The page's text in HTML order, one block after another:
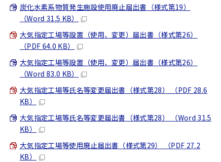
炭化水素系物質発生施設使用廃止届出書（様式第19）
（Word 31.5 KB）
大気指定工場等設置（使用、変更）届出書（様式第26）
（PDF 64.0 KB）
大気指定工場等設置（使用、変更）届出書（様式第26）
（Word 83.0 KB）
大気指定工場等氏名等変更届出書（様式第28） （PDF 28.6
KB）
大気指定工場等氏名等変更届出書（様式第28） （Word 31.5
KB）
大気指定工場等使用廃止届出書（様式第29） （PDF 27.2
KB）